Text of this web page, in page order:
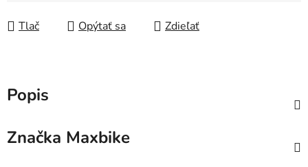
Tlač
Opýtať sa Zdieľať
Popis
Značka Maxbike